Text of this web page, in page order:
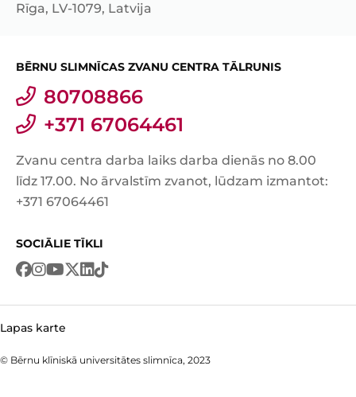
Rīga, LV-1079, Latvija
BĒRNU SLIMNĪCAS ZVANU CENTRA TĀLRUNIS
80708866
+371 67064461
Zvanu centra darba laiks darba dienās no 8.00
līdz 17.00. No ārvalstīm zvanot, lūdzam izmantot:
+371 67064461
SOCIĀLIE TĪKLI
© Bērnu klīniskā universitātes slimnīca, 2023
Lapas karte